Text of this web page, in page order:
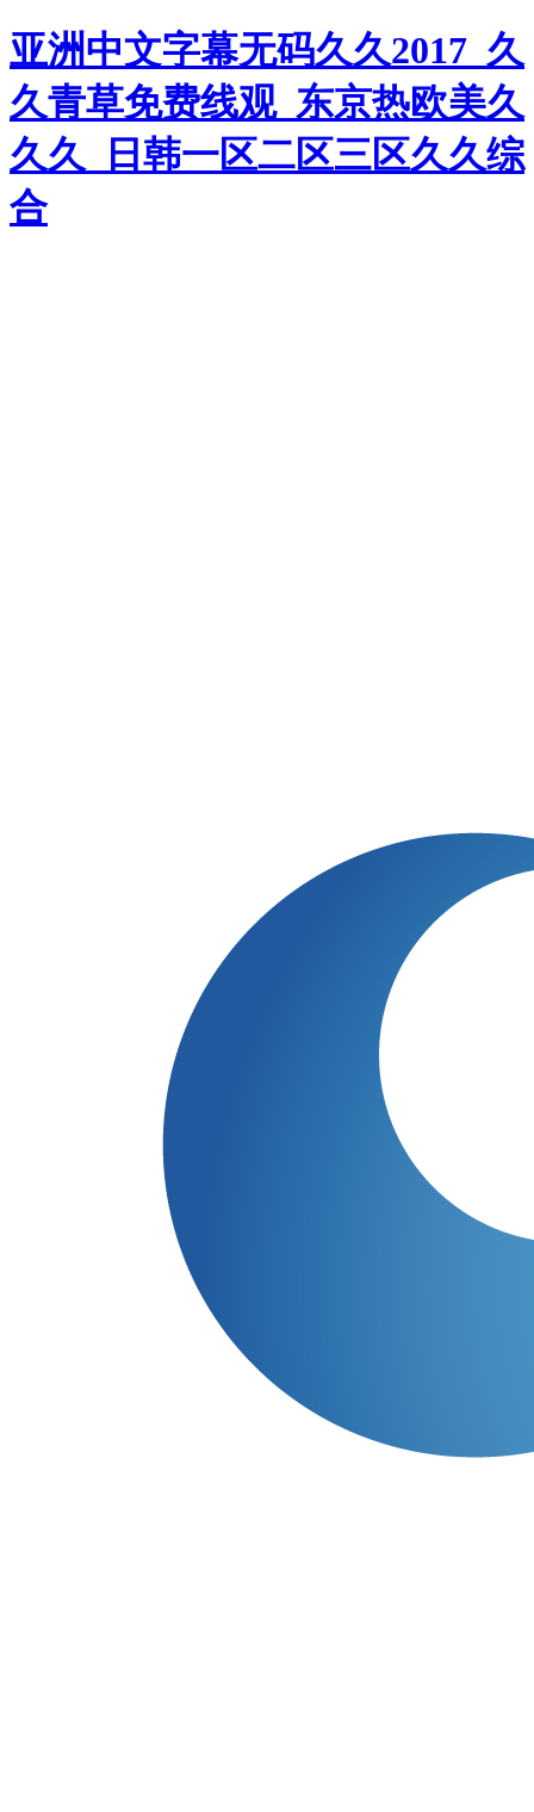
亚洲中文字幕无码久久2017_久
久青草免费线观_东京热欧美久
久久_日韩一区二区三区久久综
合